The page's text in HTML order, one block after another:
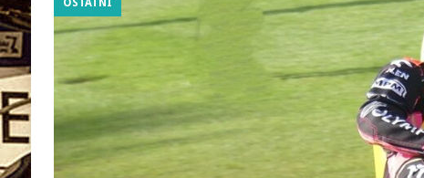
OSTATNÍ